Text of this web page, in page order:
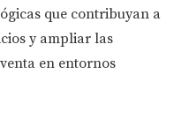
que contribuyan a
y ampliar las
en entornos